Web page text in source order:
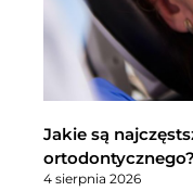
Jakie są
ortodontycznego?
4 sierpnia 2026